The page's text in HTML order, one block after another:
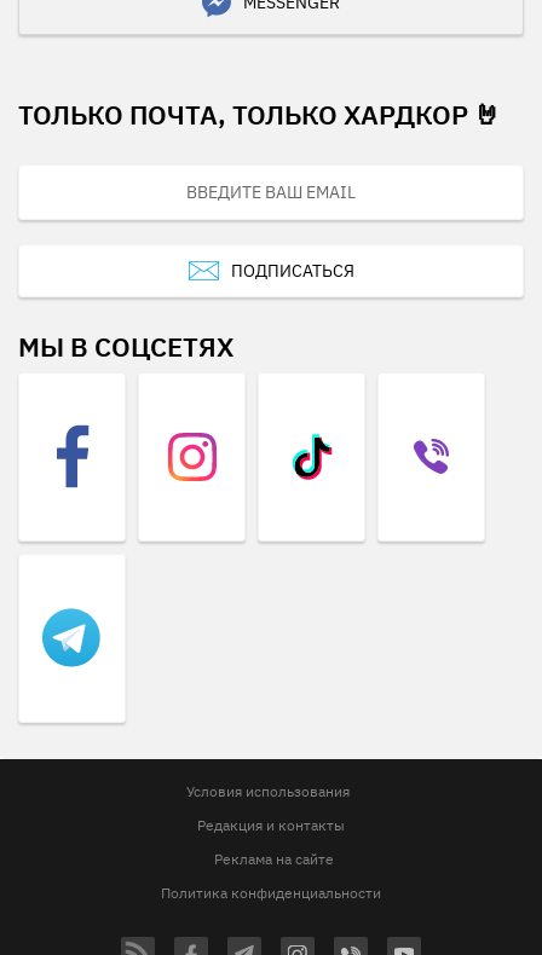
ТОЛЬКО ПОЧТА, ТОЛЬКО ХАРДКОР 🤘
ПОДПИСАТЬСЯ
МЫ В СОЦСЕТЯХ
Условия использования
Редакция и контакты
Реклама на сайте
Политика конфиденциальности